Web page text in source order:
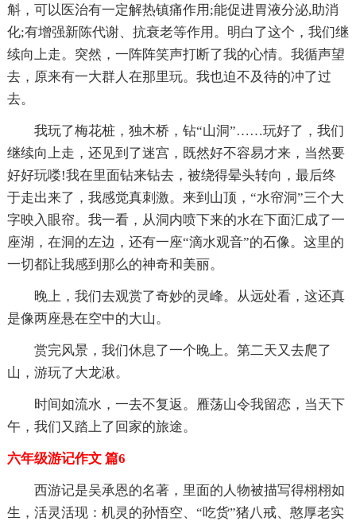
斛，可以医治有一定解热镇痛作用;能促进胃液分泌,助消
化;有增强新陈代谢、抗衰老等作用。明白了这个，我们继
续向上走。突然，一阵阵笑声打断了我的心情。我循声望
去，原来有一大群人在那里玩。我也迫不及待的冲了过
去。
我玩了梅花桩，独木桥，钻“山洞”……玩好了，我们
继续向上走，还见到了迷宫，既然好不容易才来，当然要
好好玩喽!我在里面钻来钻去，被绕得晕头转向，最后终
于走出来了，我感觉真刺激。来到山顶，“水帘洞”三个大
字映入眼帘。我一看，从洞内喷下来的水在下面汇成了一
座湖，在洞的左边，还有一座“滴水观音”的石像。这里的
一切都让我感到那么的神奇和美丽。
晚上，我们去观赏了奇妙的灵峰。从远处看，这还真
是像两座悬在空中的大山。
赏完风景，我们休息了一个晚上。第二天又去爬了
山，游玩了大龙湫。
时间如流水，一去不复返。雁荡山令我留恋，当天下
午，我们又踏上了回家的旅途。
六年级游记作文 篇6
西游记是吴承恩的名著，里面的人物被描写得栩栩如
生，活灵活现：机灵的孙悟空、“吃货”猪八戒、憨厚老实